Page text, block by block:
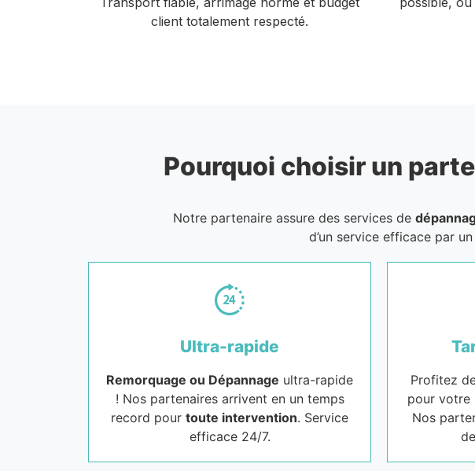
client totalement respecté.
Pourquoi choisir un
Notre partenaire assure des services de
d’un service efficace par
Ultra-rapide
Remorquage ou Dépannage ultra-rapide
! Nos partenaires arrivent en un temps
record pour toute intervention. Service
efficace 24/7.
Profitez
pour votre
Nos